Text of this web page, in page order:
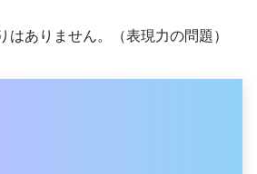
はありません。（表現力の問題）